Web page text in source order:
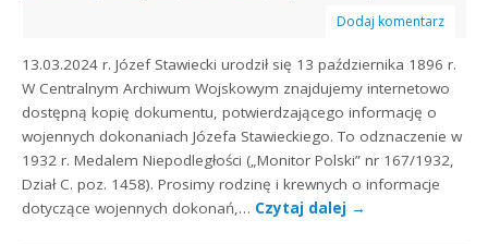
Dodaj komentarz
13.03.2024 r. Józef Stawiecki urodził się 13 października 1896 r.
W Centralnym Archiwum Wojskowym znajdujemy internetowo
dostępną kopię dokumentu, potwierdzającego informację o
wojennych dokonaniach Józefa Stawieckiego. To odznaczenie w
1932 r. Medalem Niepodległości („Monitor Polski” nr 167/1932,
Dział C. poz. 1458). Prosimy rodzinę i krewnych o informacje
dotyczące wojennych dokonań,… Czytaj dalej →